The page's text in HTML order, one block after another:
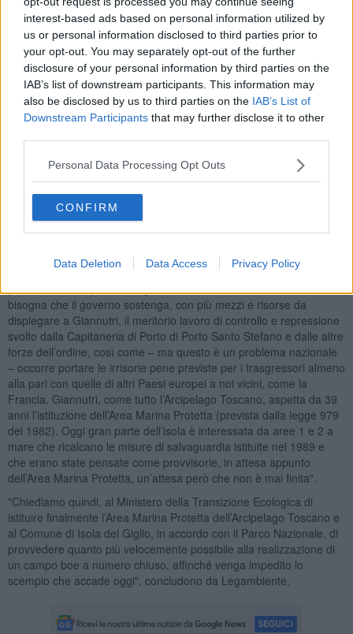
interest-based ads based on personal information utilized by
us or personal information disclosed to third parties prior to
your opt-out. You may separately opt-out of the further
disclosure of your personal information by third parties on the
IAB’s list of downstream participants. This information may
also be disclosed by us to third parties on the IAB’s List of
Downstream Participants that may further disclose it to other
Personal Data Processing Opt Outs
CONFIRM
Data Deletion Data Access Privacy Policy
posidonia nel tempo la distruggono (basta vedere i “buchi”
formatesi all’interno delle praterie)".
"E’ evidente - aggiunge l'associazione ambientalista - che, anche in
vista del rispetto della Direttiva sulla biodiversità Ue e delle iniziative
per la tutela e rispristino degli ecosistemi sottoscritte dall’Italia,
bisogna che il governo sostenga, con più mezzi e risorse da
dispiegare a Giannutri, il meritorio lavoro di controllo e repressione
svolto dalla Capitaneria di Porto di Porto Santo Stefano e dalle altre
forze dell’ordine, così come – ma questo è un problema nazionale
– occorre portare le irrisorie pene previste per i trasgressori almeno
alla pari con quelle di altri Paesi europei a noi vicini, come la
Francia. Giannutri, come tutto l’Arcipelago Toscano, aspetta da 39
anni l’istituzione dell’Area Marina Protetta (prevista dalla legge 979
del 1982). Oggi gran parte dell’isola è interessata da aree 1 e 2 a
mare che ricalcano le misure di salvaguardia istituite nel 1989 e
che erano state pensate come provvisorie, in attesa appunto
dell’Area Marina Protetta, un’attesa però che non è mai finita".
"Chiediamo quindi, al Ministero della Transizione Ecologica di
istituire finalmente l’Area Marina Protetta dell’Arcipelago Toscano e
al Comune di Isola del Giglio, in accordo con il Parco Nazionale, di
provvedere quanto più velocemente possibile alla realizzazione di
un campo boe a numero chiuso, affinché venga impedito lo
scempio che accade oggi", concludono da Legambiente.